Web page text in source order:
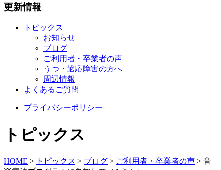
更新情報
トピックス
お知らせ
ブログ
ご利用者・卒業者の声
うつ・適応障害の方へ
周辺情報
よくあるご質問
プライバシーポリシー
トピックス
HOME > トピックス > ブログ > ご利用者・卒業者の声 > 音